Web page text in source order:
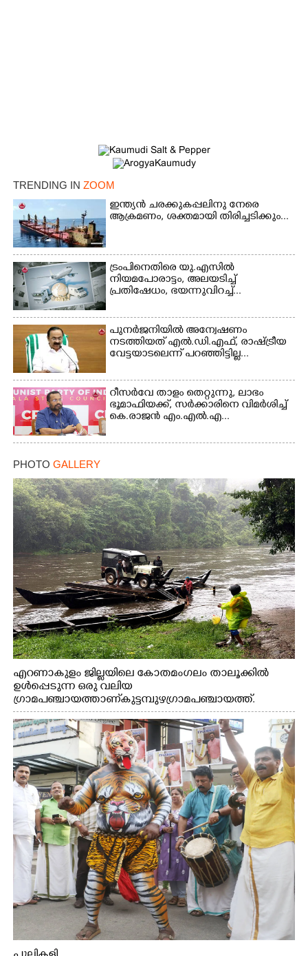
TRENDING IN ZOOM
ഇന്ത്യൻ ചരക്കുകപ്പലിനു നേരെ
ആക്രമണം, ശക്തമായി തിരിച്ചടിക്കും...
ട്രംപിനെതിരെ യു.എസിൽ
നിയമപോരാട്ടം, അലയടിച്ച്
പ്രതിഷേധം, ഭയന്നുവിറച്ച്...
പുനർജനിയിൽ അന്വേഷണം
നടത്തിയത് എൽ.ഡി.എഫ്, രാഷ്ട്രീയ
വേട്ടയാടലെന്ന് പറഞ്ഞിട്ടില്ല...
റീസർവേ താളം തെറ്റുന്നു, ലാഭം
ഭൂമാഫിയക്ക്, സർക്കാരിനെ വിമർശിച്ച്
കെ.രാജൻ എം.എൽ.എ...
PHOTO GALLERY
എറണാകുളം ജില്ലയിലെ കോതമംഗലം താലൂക്കിൽ
ഉൾപ്പെടുന്ന ഒരു വലിയ
ഗ്രാമപഞ്ചായത്താണ് കുട്ടമ്പുഴ ഗ്രാമ പഞ്ചായത്ത്.
ആദിവാസി ഊരുകളായ വെള്ളാരംകുത്ത്, കത്തിപ്പാറ,
ഉറിയംപെട്ടി, തേക്കല്ല്, വെട്ടിക്കല്ല്, മഞ്ചപ്പാറ എന്നീ ആറു
സ്ഥലങ്ങളിലേക്കുള്ള പ്രധാന സഞ്ചാര മാർഗമാണ് ഈ
കാണുന്ന കടത്ത് വള്ളം
Copy Link